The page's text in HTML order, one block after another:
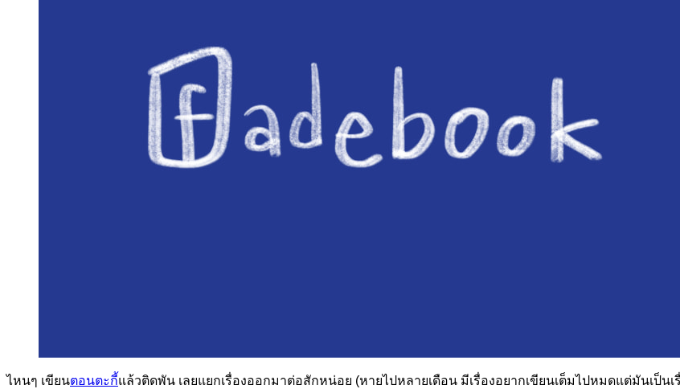
ไหนๆ เขียนตอนตะกี้แล้วติดพัน เลยแยกเรื่องออกมาต่อสักหน่อย (หายไปหลายเดือน มีเรื่องอยากเขียนเต็มไปหมดแต่มันเป็